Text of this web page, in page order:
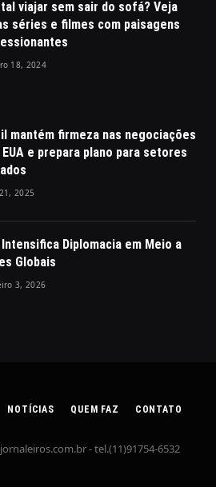
tal viajar sem sair do sofá? Veja
séries e filmes com paisagens
18, 2024
mantém firmeza nas negociações
EUA e prepara plano para setores
2025
Intensifica Diplomacia em Meio a
Globais
3, 2026
NOTÍCIAS QUEM FAZ CONTATO
- tel.(11)91754-6532